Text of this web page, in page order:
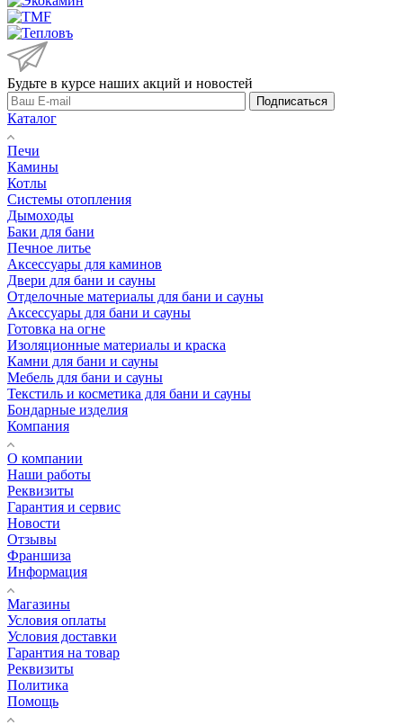
Будьте в курсе наших акций и новостей
Подписаться
Каталог
Печи
Камины
Котлы
Системы отопления
Дымоходы
Баки для бани
Печное литье
Аксессуары для каминов
Двери для бани и сауны
Отделочные материалы для бани и сауны
Аксессуары для бани и сауны
Готовка на огне
Изоляционные материалы и краска
Камни для бани и сауны
Мебель для бани и сауны
Текстиль и косметика для бани и сауны
Бондарные изделия
Компания
О компании
Наши работы
Реквизиты
Гарантия и сервис
Новости
Отзывы
Франшиза
Информация
Магазины
Условия оплаты
Условия доставки
Гарантия на товар
Реквизиты
Политика
Помощь